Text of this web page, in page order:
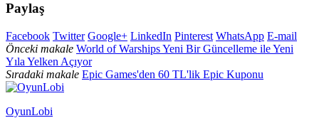
Paylaş
Facebook Twitter Google+ LinkedIn Pinterest WhatsApp E-mail
Önceki makale World of Warships Yeni Bir Güncelleme ile Yeni
Yıla Yelken Açıyor
Sıradaki makale Epic Games'den 60 TL'lik Epic Kuponu
OyunLobi